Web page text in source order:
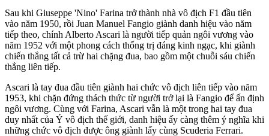
Sau khi Giuseppe 'Nino' Farina trở thành nhà vô địch F1 đầu tiên
vào năm 1950, rồi Juan Manuel Fangio giành danh hiệu vào năm
tiếp theo, chính Alberto Ascari là người tiếp quản ngôi vương vào
năm 1952 với một phong cách thống trị đáng kinh ngạc, khi giành
chiến thắng tất cả trừ hai chặng đua, bao gồm một chuỗi sáu chiến
thắng liên tiếp.
Ascari là tay đua đầu tiên giành hai chức vô địch liên tiếp vào năm
1953, khi chặn đứng thách thức từ người trở lại là Fangio để ấn định
ngôi vương. Cùng với Farina, Ascari vẫn là một trong hai tay đua
duy nhất của Ý vô địch thế giới, danh hiệu ấy càng thêm ý nghĩa khi
những chức vô địch được ông giành lấy cùng Scuderia Ferrari.